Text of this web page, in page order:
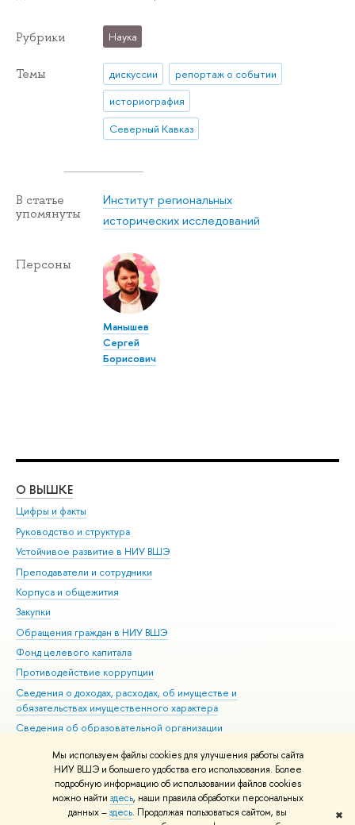
Мы используем файлы cookies для улучшения работы сайта
НИУ ВШЭ и большего удобства его использования. Более
подробную информацию об использовании файлов cookies
можно найти здесь, наши правила обработки персональных
данных –здесь. Продолжая пользоваться сайтом, вы
✖
Рубрики Наука
Темы дискуссии
репортаж о событии
историография
Северный Кавказ
В статье
упомянуты
Институт региональных
исторических исследований
Персоны
Манышев
Сергей
Борисович
О ВЫШКЕ
Цифры и факты
Руководство и структура
Устойчивое развитие в НИУ ВШЭ
Преподаватели и сотрудники
Корпуса и общежития
Закупки
Обращения граждан в НИУ ВШЭ
Фонд целевого капитала
Противодействие коррупции
Сведения о доходах, расходах, об имуществе и
обязательствах имущественного характера
Сведения об образовательной организации
Людям с ограниченными возможностями здоровья
Единая платежная страница
Работа в Вышке